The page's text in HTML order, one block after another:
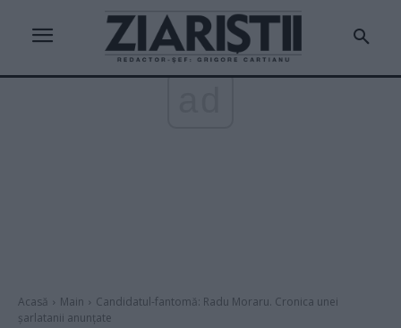
Acasă Main
Candidatul-fantomă: Radu Moraru. Cronica unei
șarlatanii anunțate